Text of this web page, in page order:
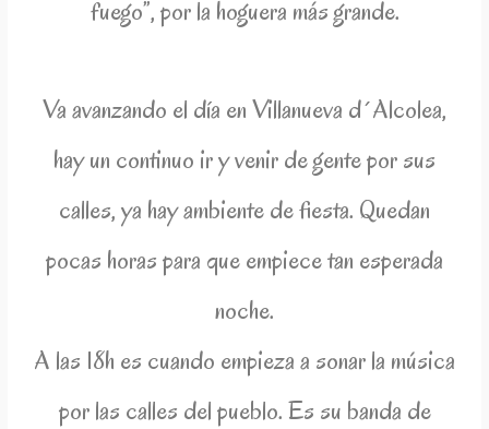
fuego”, por la hoguera más grande.
Va avanzando el día en Villanueva d´Alcolea,
hay un continuo ir y venir de gente por sus
calles, ya hay ambiente de fiesta. Quedan
pocas horas para que empiece tan esperada
noche.
A las 18h es cuando empieza a sonar la música
por las calles del pueblo. Es su banda de